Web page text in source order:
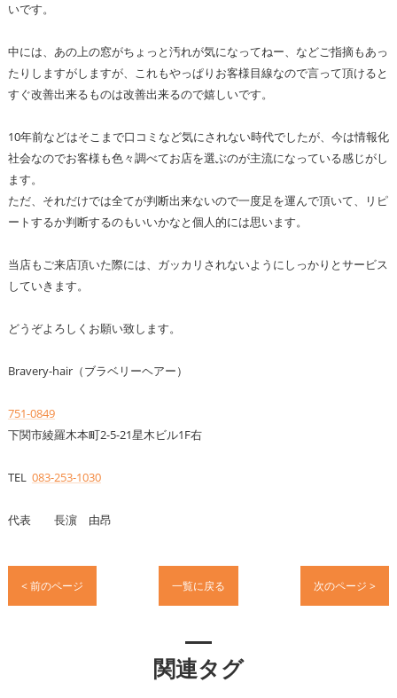
いです。
中には、あの上の窓がちょっと汚れが気になってねー、などご指摘もあっ
たりしますがしますが、これもやっぱりお客様目線なので言って頂けると
すぐ改善出来るものは改善出来るので嬉しいです。
10年前などはそこまで口コミなど気にされない時代でしたが、今は情報化
社会なのでお客様も色々調べてお店を選ぶのが主流になっている感じがし
ます。
ただ、それだけでは全てが判断出来ないので一度足を運んで頂いて、リピ
ートするか判断するのもいいかなと個人的には思います。
当店もご来店頂いた際には、ガッカリされないようにしっかりとサービス
していきます。
どうぞよろしくお願い致します。
Bravery-hair（ブラベリーヘアー）
751-0849
下関市綾羅木本町2-5-21星木ビル1F右
TEL 083-253-1030
代表 長濵 由昂
< 前のページ 一覧に戻る 次のページ >
関連タグ